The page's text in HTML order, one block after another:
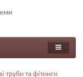
труби та фітинги